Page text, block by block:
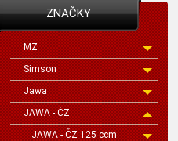
ZNAČKY
MZ
Simson
Jawa
JAWA - ČZ
JAWA - ČZ 125 ccm